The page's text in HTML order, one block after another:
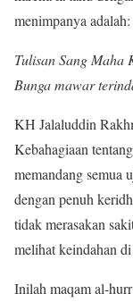
menimpanya adalah:
Tulisan Sang
Bunga mawar
KH Jalaluddin
Kebahagiaan
memandang semua
dengan penuh
tidak merasakan
melihat keindahan
Inilah maqam al-